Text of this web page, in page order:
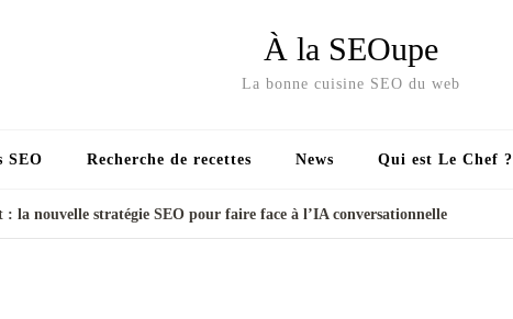
À la SEOupe
La bonne cuisine SEO du web
SEO Recherche de recettes News Qui est Le Chef ?
la nouvelle stratégie SEO pour faire face à l’IA conversationnelle